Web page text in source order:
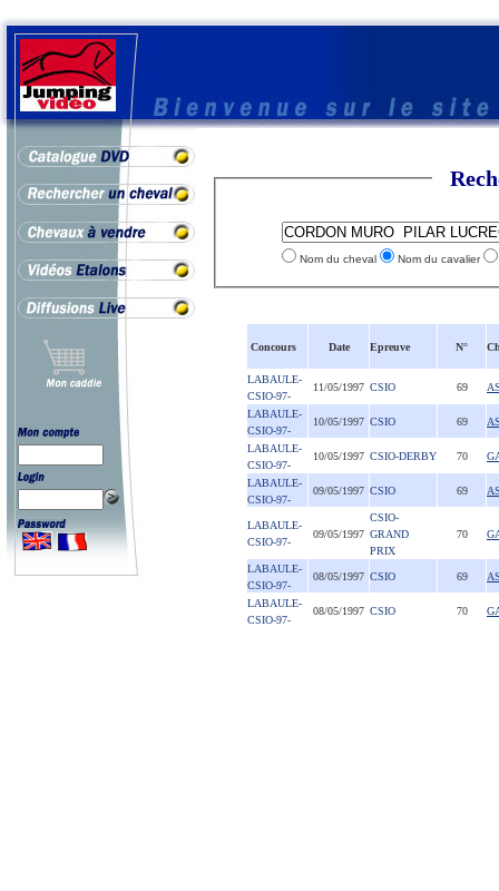
Nom du cheval Nom du cavalier
Concours Date Epreuve N°
LABAULE-
CSIO-97-
11/05/1997 CSIO 69
LABAULE-
CSIO-97-
10/05/1997 CSIO 69
LABAULE-
CSIO-97-
10/05/1997 CSIO-DERBY 70
LABAULE-
CSIO-97-
09/05/1997 CSIO 69
LABAULE-
CSIO-97-
09/05/1997
CSIO-
GRAND
PRIX
70
LABAULE-
CSIO-97-
08/05/1997 CSIO 69
LABAULE-
CSIO-97-
08/05/1997 CSIO 70